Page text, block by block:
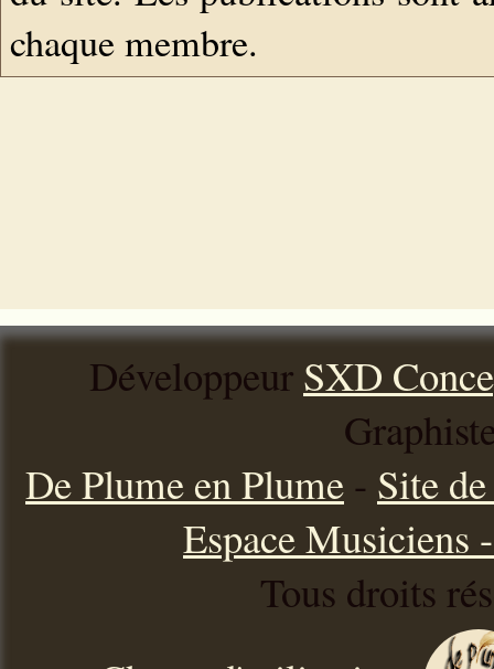
chaque membre.
Développeur SXD
De Plume en Plume - Site
Espace Musiciens
Tous droits